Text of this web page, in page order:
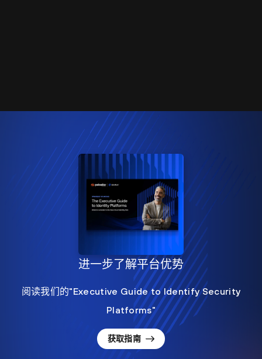
进一步了解平台优势
阅读我们的"Executive Guide to Identify Security
Platforms"
获取指南